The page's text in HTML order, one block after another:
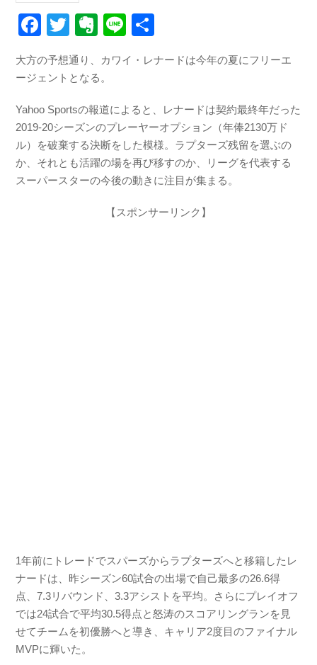
F
c
b
o
o
k
T
tt
E
er
ot
e
Li
e
大方の予想通り、カワイ・レナードは今年の夏にフリーエ
ージェントとなる。
Yahoo Sportsの報道によると、レナードは契約最終年だった
2019-20シーズンのプレーヤーオプション（年俸2130万ド
ル）を破棄する決断をした模様。ラプターズ残留を選ぶの
か、それとも活躍の場を再び移すのか、リーグを代表する
スーパースターの今後の動きに注目が集まる。
【スポンサーリンク】
1年前にトレードでスパーズからラプターズへと移籍したレ
ナードは、昨シーズン60試合の出場で自己最多の26.6得
点、7.3リバウンド、3.3アシストを平均。さらにプレイオフ
では24試合で平均30.5得点と怒涛のスコアリングランを見
せてチームを初優勝へと導き、キャリア2度目のファイナル
MVPに輝いた。